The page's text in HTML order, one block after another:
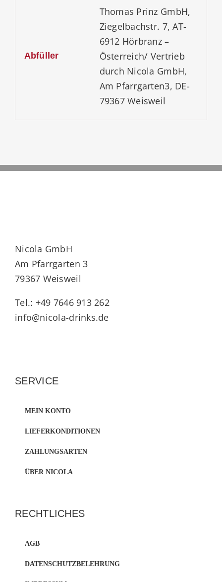
Abfüller
Thomas Prinz GmbH,
Ziegelbachstr. 7, AT-
6912 Hörbranz –
Österreich/ Vertrieb
durch Nicola GmbH,
Am Pfarrgarten3, DE-
79367 Weisweil
Nicola GmbH
Am Pfarrgarten 3
79367 Weisweil
Tel.: +49 7646 913 262
info@nicola-drinks.de
SERVICE
MEIN KONTO
LIEFERKONDITIONEN
ZAHLUNGSARTEN
ÜBER NICOLA
RECHTLICHES
AGB
DATENSCHUTZBELEHRUNG